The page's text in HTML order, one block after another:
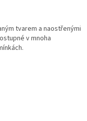
tvarem a naostřenými
v mnoha